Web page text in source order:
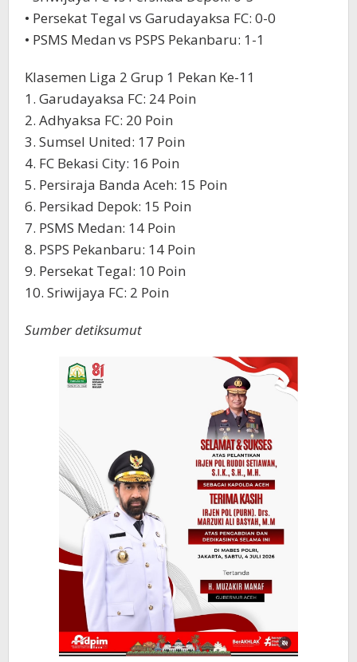
• Persekat Tegal vs Garudayaksa FC: 0-0
• PSMS Medan vs PSPS Pekanbaru: 1-1
Klasemen Liga 2 Grup 1 Pekan Ke-11
1. Garudayaksa FC: 24 Poin
2. Adhyaksa FC: 20 Poin
3. Sumsel United: 17 Poin
4. FC Bekasi City: 16 Poin
5. Persiraja Banda Aceh: 15 Poin
6. Persikad Depok: 15 Poin
7. PSMS Medan: 14 Poin
8. PSPS Pekanbaru: 14 Poin
9. Persekat Tegal: 10 Poin
10. Sriwijaya FC: 2 Poin
Sumber detiksumut